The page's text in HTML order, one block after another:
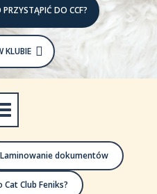
DO CCF?
KLUBIE
Laminowanie dokumentów
Club Feniks?